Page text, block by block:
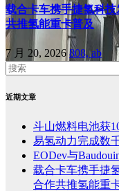
载合卡车携手捷氢科
共推氢能重卡普及
7 月 20, 2026808, ab
近期文章
斗山燃料电池获
易氢动力完成数
EODev与
载合卡车携手捷
合作共推氢能重